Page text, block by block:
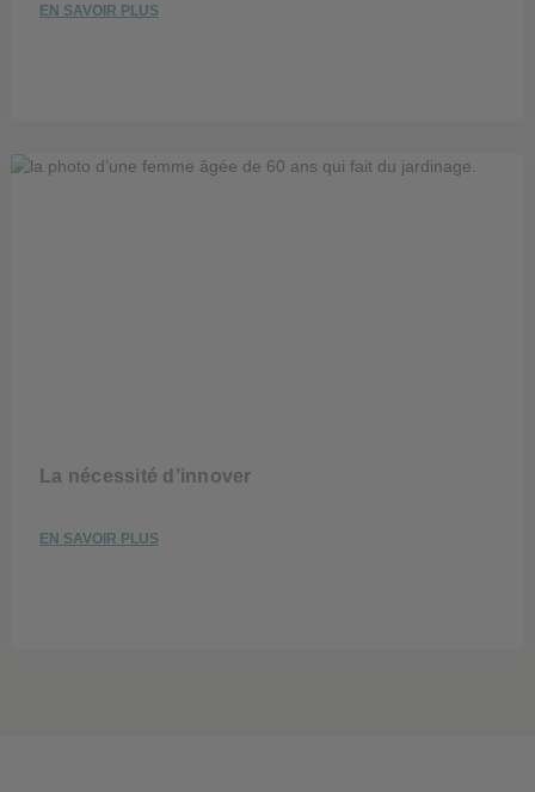
EN SAVOIR PLUS
La nécessité d’innover
EN SAVOIR PLUS